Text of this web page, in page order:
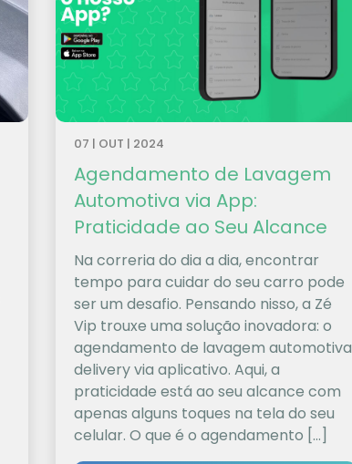
07 | OUT | 2024
Agendamento de Lavagem
Automotiva via App:
Praticidade ao Seu Alcance
Na correria do dia a dia, encontrar
tempo para cuidar do seu carro pode
ser um desafio. Pensando nisso, a Zé
Vip trouxe uma solução inovadora: o
agendamento de lavagem automotiva
delivery via aplicativo. Aqui, a
praticidade está ao seu alcance com
apenas alguns toques na tela do seu
celular. O que é o agendamento […]